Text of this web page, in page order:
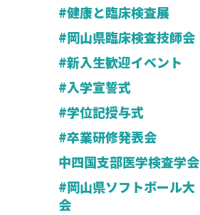
#健康と臨床検査展
#岡山県臨床検査技師会
#新入生歓迎イベント
#入学宣誓式
#学位記授与式
#卒業研修発表会
中四国支部医学検査学会
#岡山県ソフトボール大
会